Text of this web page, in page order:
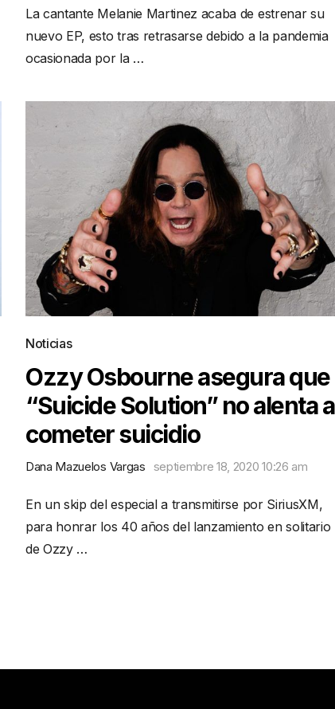
La cantante Melanie Martinez acaba de estrenar su
nuevo EP, esto tras retrasarse debido a la pandemia
ocasionada por la …
Noticias
Ozzy Osbourne asegura que
“Suicide Solution” no alenta a
cometer suicidio
Dana Mazuelos Vargas septiembre 18, 2020 10:26 am
En un skip del especial a transmitirse por SiriusXM,
para honrar los 40 años del lanzamiento en solitario
de Ozzy …